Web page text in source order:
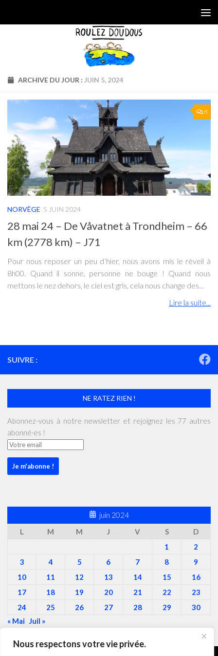
Nous respectons votre vie privée.
ARCHIVE DU JOUR : JUIN 5, 2024
8
NORVÈGE 5 JUIN 2024
28 mai 24 – De Våvatnet à Trondheim – 66
km (2778 km) – J71
Pour nous reposer un peu d’hier, nous avons mis le réveil à
8h00. Quand il sonne, personne ne bouge ! Quand nous
mettons le nez dehors, le ciel est gris, cela nous change des...
Lire la suite...
SUIVRE :
NE RATEZ RIEN !
Abonnez-vous à notre newsletter et rejoignez les 77 autres
abonné·es !
juin 2024
L
M M J V S
D
1
2
3
4 5 6 7 8
9
10
11 12 13 14 15
16
17
18 19 20 21 22
23
24
25 26 27 28 29
30
« Mai
Juil »